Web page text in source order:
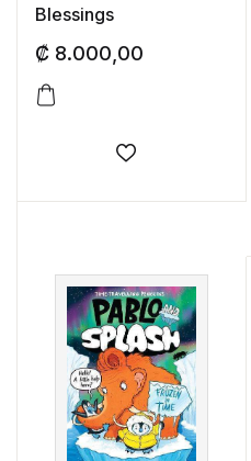
Blessings
₡ 8.000,00
Añadir a la